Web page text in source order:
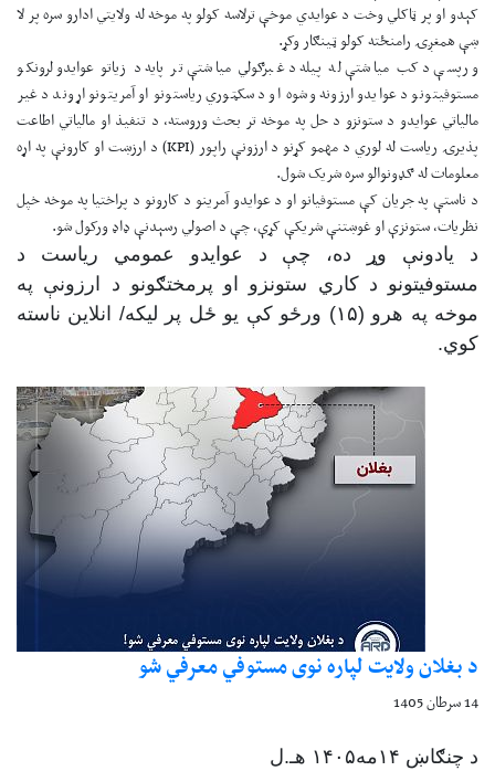
کېدو او پر ټاکلي وخت د عوایدي موخې ترلاسه کولو په موخه له ولایتي ادارو سره پر لا
ښې همغږۍ رامنځته کولو ټینګار وکړ.
ورپسې د کب میاشتې له پیله د غبرګولي میاشتې تر پایه د زیاتو عوایدو لرونکو
مستوفیتونو د عوایدو ارزونه وشوه او د سکټوري ریاستونو او آمریتونو اړوند د غیر
مالیاتي عوایدو د ستونزو د حل په موخه تر بحث وروسته، د تنفیذ او مالیاتي اطاعت
پذیرۍ ریاست له لوري د مهمو کړنو د ارزونې راپور (KPI) د ارزښت او کارونې په اړه
معلومات له ګډونوالو سره شریک شول.
د ناستې په جریان کې مستوفیانو او د عوایدو آمرینو د کارونو د پراختیا په موخه خپل
نظریات، ستونزې او غوښتنې شریکې کړې، چې د اصولي رسېدنې ډاډ ورکول شو.
د یادونې وړ ده، چې د عوایدو عمومي ریاست د
مستوفیتونو د کاري ستونزو او پرمختګونو د ارزونې په
موخه په هرو (۱۵) ورځو کې یو ځل پر لیکه/ انلاین ناسته
کوي.
د بغلان ولایت لپاره نوی مستوفي معرفي شو
14 سرطان 1405
د چنګاښ ۱۴مه۱۴۰۵ هـ.ل